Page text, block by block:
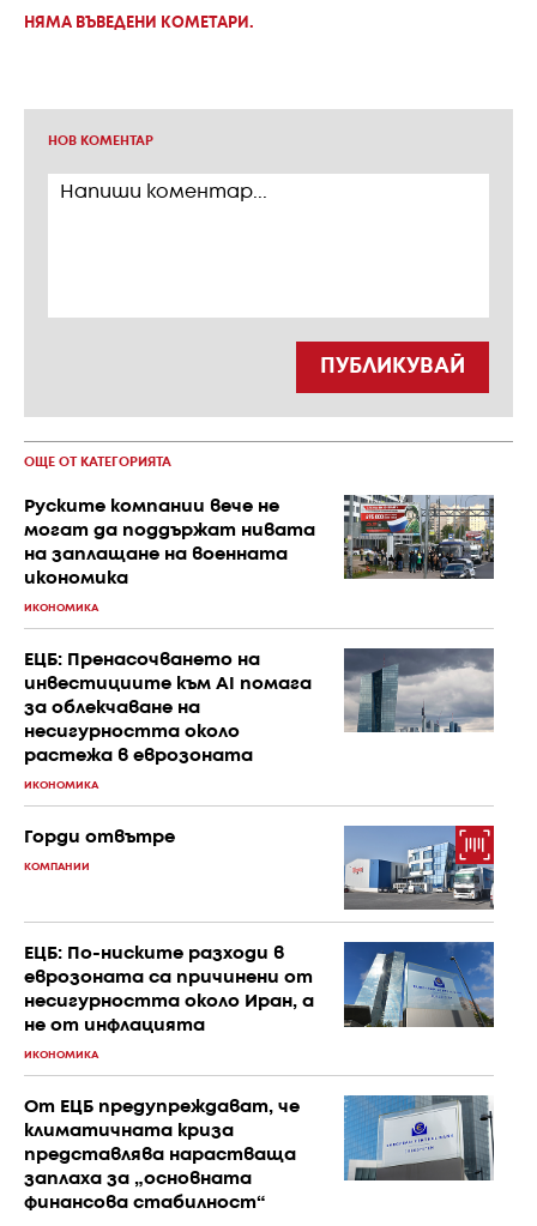
НЯМА ВЪВЕДЕНИ КОМЕТАРИ.
НОВ КОМЕНТАР
ПУБЛИКУВАЙ
ОЩЕ ОТ КАТЕГОРИЯТА
Руските компании вече не
могат да поддържат нивата
на заплащане на военната
икономика
ИКОНОМИКА
ЕЦБ: Пренасочването на
инвестициите към AI помага
за облекчаване на
несигурността около
растежа в еврозоната
ИКОНОМИКА
Горди отвътре
КОМПАНИИ
ЕЦБ: По-ниските разходи в
еврозоната са причинени от
несигурността около Иран, а
не от инфлацията
ИКОНОМИКА
От ЕЦБ предупреждават, че
климатичната криза
представлява нарастваща
заплаха за „основната
финансова стабилност“